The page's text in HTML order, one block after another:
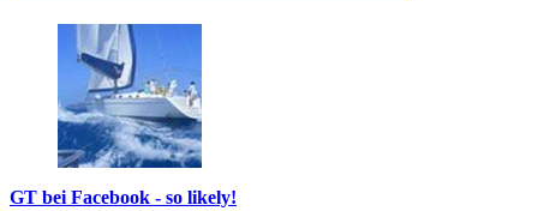
GT bei Facebook - so likely!